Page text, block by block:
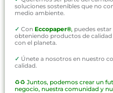
soluciones sostenibles que no
medio ambiente.
✓ Con Eccopaper®, puedes
obteniendo productos de
con el planeta.
✓ Únete a nosotros en nuestro
calidad.
♻️♻️ Juntos, podemos crear un
negocio, nuestra comunidad y